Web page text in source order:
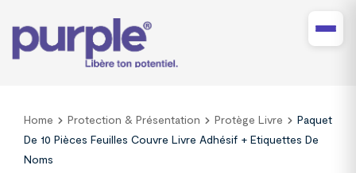
Home Protection & Présentation Protège Livre
Paquet
De 10 Pièces Feuilles Couvre Livre Adhésif + Etiquettes De
Noms